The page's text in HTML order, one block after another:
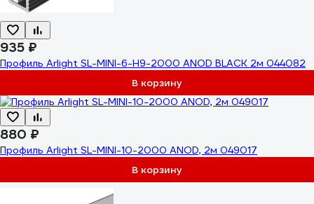
935 ₽
Профиль Arlight SL-MINI-6-H9-2000 ANOD BLACK 2м 044082
В корзину
880 ₽
Профиль Arlight SL-MINI-10-2000 ANOD, 2м 049017
В корзину